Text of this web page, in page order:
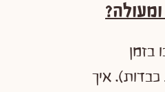
בזמן
איך